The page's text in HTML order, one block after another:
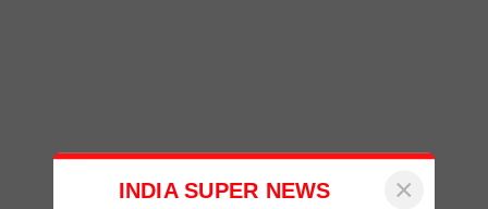
INDIA SUPER NEWS ×